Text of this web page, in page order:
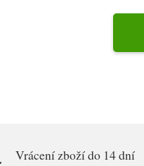
Vrácení zboží do 14 dní